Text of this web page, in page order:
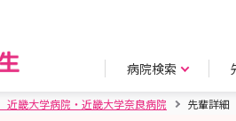
病院検索
畿大学病院・近畿大学奈良病院 先輩詳細